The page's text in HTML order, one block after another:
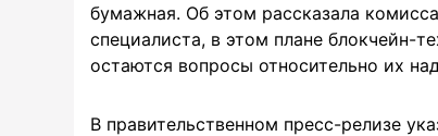
бумажная. Об этом рассказала
специалиста, в этом плане блокчейн-
остаются вопросы относительно их
В правительственном пресс-релизе